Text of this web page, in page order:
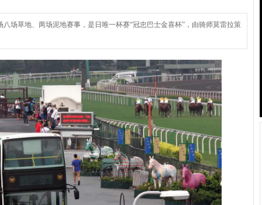
场草地、两场泥地赛事，是日唯一杯赛“冠忠巴士金喜杯”，由骑师莫雷拉策